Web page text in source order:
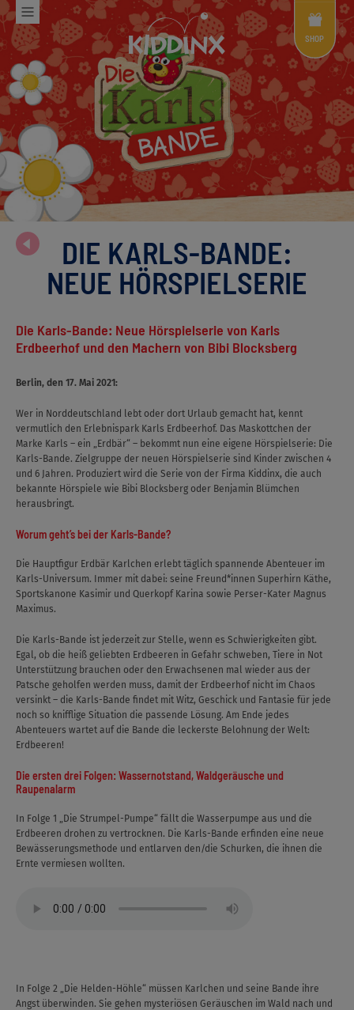
Menü
SHOP
DIE KARLS-BANDE:
NEUE HÖRSPIELSERIE
Die Karls-Bande: Neue Hörspielserie von Karls
Erdbeerhof und den Machern von Bibi Blocksberg
Berlin, den 17. Mai 2021:
Wer in Norddeutschland lebt oder dort Urlaub gemacht hat, kennt
vermutlich den Erlebnispark Karls Erdbeerhof. Das Maskottchen der
Marke Karls – ein „Erdbär“ – bekommt nun eine eigene Hörspielserie: Die
Karls-Bande. Zielgruppe der neuen Hörspielserie sind Kinder zwischen 4
und 6 Jahren. Produziert wird die Serie von der Firma Kiddinx, die auch
bekannte Hörspiele wie Bibi Blocksberg oder Benjamin Blümchen
herausbringt.
Worum geht’s bei der Karls-Bande?
Die Hauptfigur Erdbär Karlchen erlebt täglich spannende Abenteuer im
Karls-Universum. Immer mit dabei: seine Freund*innen Superhirn Käthe,
Sportskanone Kasimir und Querkopf Karina sowie Perser-Kater Magnus
Maximus.
Die Karls-Bande ist jederzeit zur Stelle, wenn es Schwierigkeiten gibt.
Egal, ob die heiß geliebten Erdbeeren in Gefahr schweben, Tiere in Not
Unterstützung brauchen oder den Erwachsenen mal wieder aus der
Patsche geholfen werden muss, damit der Erdbeerhof nicht im Chaos
versinkt – die Karls-Bande findet mit Witz, Geschick und Fantasie für jede
noch so knifflige Situation die passende Lösung. Am Ende jedes
Abenteuers wartet auf die Bande die leckerste Belohnung der Welt:
Erdbeeren!
Die ersten drei Folgen: Wassernotstand, Waldgeräusche und
Raupenalarm
In Folge 1 „Die Strumpel-Pumpe“ fällt die Wasserpumpe aus und die
Erdbeeren drohen zu vertrocknen. Die Karls-Bande erfinden eine neue
Bewässerungsmethode und entlarven den/die Schurken, die ihnen die
Ernte vermiesen wollten.
In Folge 2 „Die Helden-Höhle“ müssen Karlchen und seine Bande ihre
Angst überwinden. Sie gehen mysteriösen Geräuschen im Wald nach und